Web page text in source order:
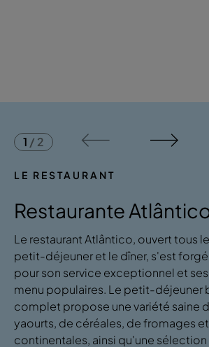
LE RESTAURANT
Restaurante
Le restaurant Atlântico, ouvert tous
petit-déjeuner et le dîner, s'est
pour son service exceptionnel et
menu populaires. Le petit-déjeuner
complet propose une variété saine
yaourts, de céréales, de fromages
continentales, ainsi qu'une
1 / 2